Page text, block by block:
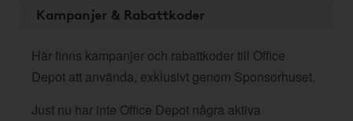
Kampanjer & Rabattkoder
Här finns kampanjer och rabattkoder till Office
Depot att använda, exklusivt genom Sponsorhuset.
Just nu har inte Office Depot några aktiva